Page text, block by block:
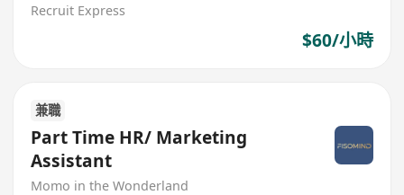
Recruit Express
$60/小時
兼職
Part Time HR/ Marketing
Assistant
Momo in the Wonderland